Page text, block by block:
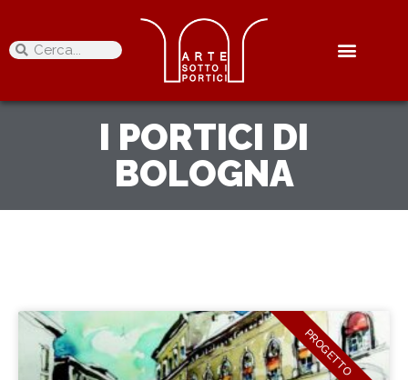
I PORTICI DI
BOLOGNA
PROGETTO